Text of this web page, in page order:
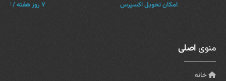
امکان تحویل اکسپرس ۷ روز هفته / ۲۴ ساعته
منویاصلی
خانه